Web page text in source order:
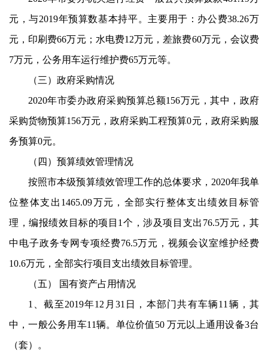
元，与2019年预算数基本持平。主要用于：办公费38.26万
元，印刷费66万元；水电费12万元，差旅费60万元，会议费
7万元，公务用车运行维护费65万元等。
（三）政府采购情况
2020年市委办政府采购预算总额156万元，其中，政府
采购货物预算156万元，政府采购工程预算0元，政府采购服
务预算0元。
（四）预算绩效管理情况
按照市本级预算绩效管理工作的总体要求， 2020年我单
位整体支出 1465.09万元，全部实行整体支出绩效目标管
理，编报绩效目标的项目 1 个，涉及项目支出 76.5万元，其
中电子政务专网专项经费76.5万元，视频会议室维护经费
10.6万元，全部实行项目支出绩效目标管理。
（五） 国有资产占用情况
1
、截至2019年12 月 31 日，本部门共有车辆11 辆，其
中，一般公务用车11辆。单位价值50 万元以上通用设备3台
（套）。